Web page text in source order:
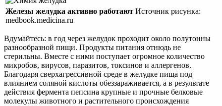
Железы желудка активно работают Источник рисунка:
medbook.medicina.ru
Вдумайтесь: в год через желудок проходит около полутонны
разнообразной пищи. Продукты питания отнюдь не
стерильны. Вместе с ними поступает огромное количество
микробов, вирусов, паразитов, токсинов и аллергенов.
Благодаря сверхагрессивной среде в желудке пища под
влиянием соляной кислоты обеззараживается, а в результате
действия фермента пепсина крупные и прочные белковые
молекулы животного и растительного происхождения